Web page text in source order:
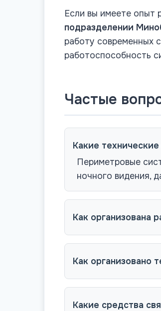
Если вы имеете опыт
подразделении
работу современных
работоспособность
Частые
Какие
Периметровые
ночного видения,
Как организована
Как организовано
Какие средства